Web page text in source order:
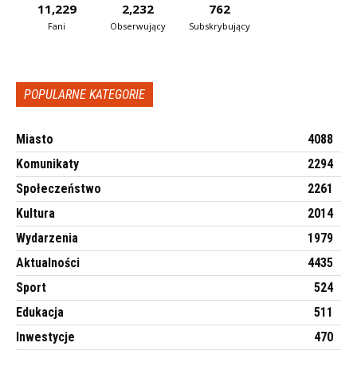
11,229
Fani
2,232
Obserwujący
762
Subskrybujący
POPULARNE KATEGORIE
Miasto
4088
Komunikaty
2294
Społeczeństwo
2261
Kultura
2014
Wydarzenia
1979
Aktualności
4435
Sport
524
Edukacja
511
Inwestycje
470